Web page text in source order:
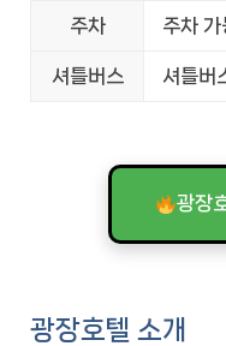
주차 주차 가
셔틀버스 셔틀버
광장
광장호텔 소개